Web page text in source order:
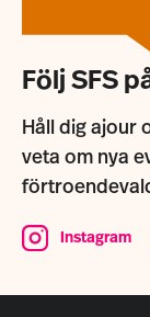
Följ SFS
Håll dig ajour
veta om nya
Instagram